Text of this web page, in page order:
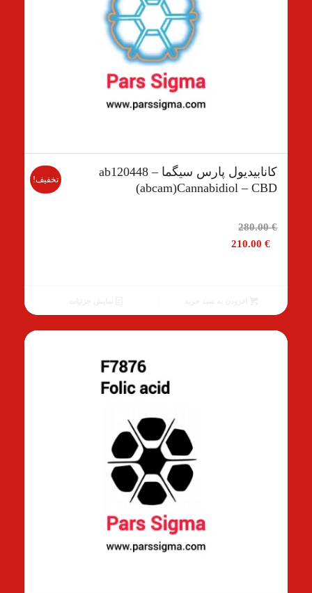
کانابیدیول پارس سیگما ab120448 –
(abcam)Cannabidiol – CBD
280.00€
قیمت
اصلی210.00€
210.00 €
است.
تخفیف!